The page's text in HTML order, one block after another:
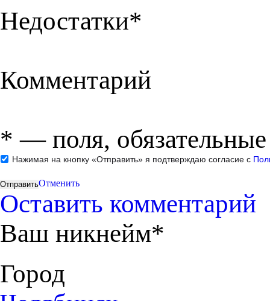
Недостатки*
Комментарий
* — поля,
Нажимая на кнопку «Отправить» я подтверждаю согласие с
Отменить
Оставить комментарий
Ваш никнейм*
Город